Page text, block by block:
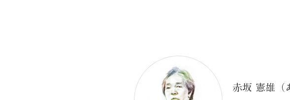
赤坂 憲雄（